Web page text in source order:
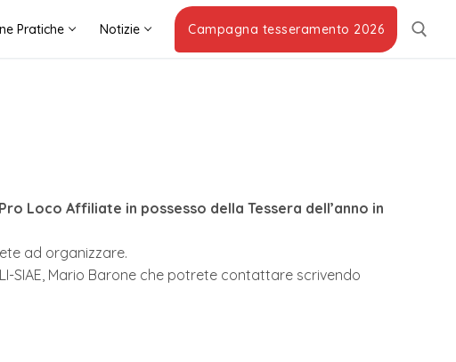
Pratiche Notizie Campagna tesseramento 2026
Pro Loco Affiliate in possesso della Tessera dell’anno in
ad organizzare.
SIAE, Mario Barone che potrete contattare scrivendo